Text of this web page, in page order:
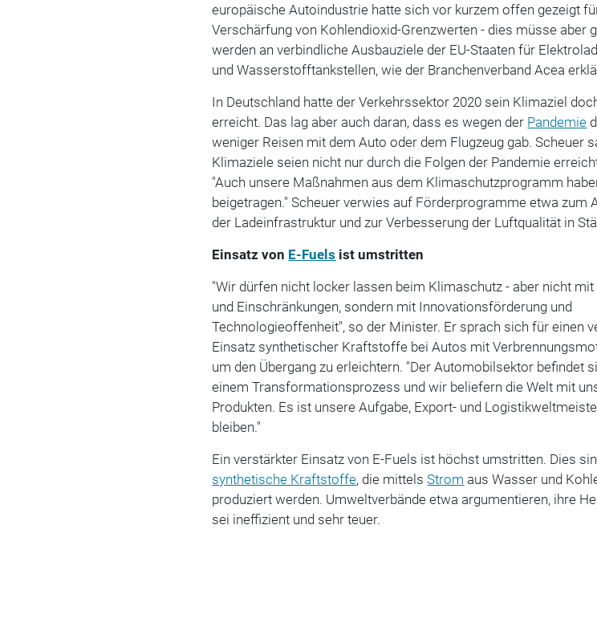
europäische Autoindustrie hatte sich vor kurzem offen gezeigt
Verschärfung von Kohlendioxid-Grenzwerten - dies müsse aber
werden an verbindliche Ausbauziele der EU-Staaten für
und Wasserstofftankstellen, wie der Branchenverband Acea
In Deutschland hatte der Verkehrssektor 2020 sein Klimaziel
erreicht. Das lag aber auch daran, dass es wegen der Pandemie
weniger Reisen mit dem Auto oder dem Flugzeug gab. Scheuer
Klimaziele seien nicht nur durch die Folgen der Pandemie
"Auch unsere Maßnahmen aus dem Klimaschutzprogramm
beigetragen." Scheuer verwies auf Förderprogramme etwa zum
der Ladeinfrastruktur und zur Verbesserung der Luftqualität in
Einsatz von E-Fuels ist umstritten
"Wir dürfen nicht locker lassen beim Klimaschutz - aber nicht mit
und Einschränkungen, sondern mit Innovationsförderung und
Technologieoffenheit", so der Minister. Er sprach sich für einen
Einsatz synthetischer Kraftstoffe bei Autos mit
um den Übergang zu erleichtern. "Der Automobilsektor befindet
einem Transformationsprozess und wir beliefern die Welt mit
Produkten. Es ist unsere Aufgabe, Export- und
bleiben."
Ein verstärkter Einsatz von E-Fuels ist höchst umstritten. Dies
synthetische Kraftstoffe, die mittelsStrom aus Wasser und
produziert werden. Umweltverbände etwa argumentieren, ihre
sei ineffizient und sehr teuer.